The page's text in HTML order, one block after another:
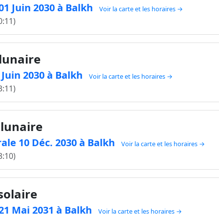
Juin 2030 à Balkh Voir la carte et les horaires →
2030 à Balkh Voir la carte et les horaires →
lunaire
10 Déc. 2030 à Balkh Voir la carte et les horaires →
Mai 2031 à Balkh Voir la carte et les horaires →